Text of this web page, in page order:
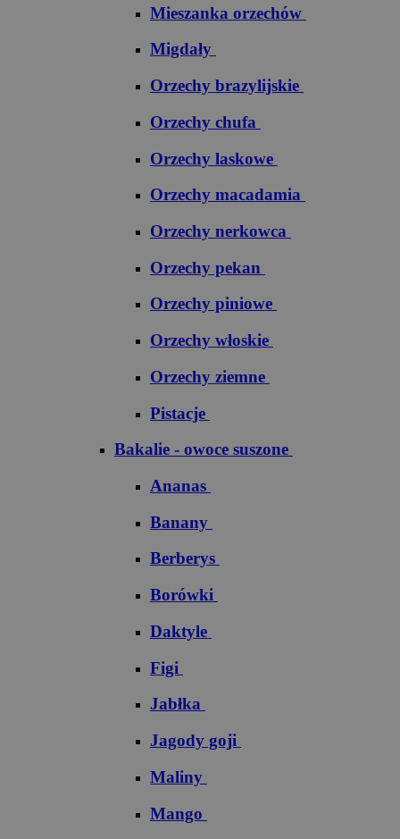
Mieszanka orzechów
Migdały
Orzechy brazylijskie
Orzechy chufa
Orzechy laskowe
Orzechy macadamia
Orzechy nerkowca
Orzechy pekan
Orzechy piniowe
Orzechy włoskie
Orzechy ziemne
Pistacje
Bakalie - owoce suszone
Ananas
Banany
Berberys
Borówki
Daktyle
Figi
Jabłka
Jagody goji
Maliny
Mango